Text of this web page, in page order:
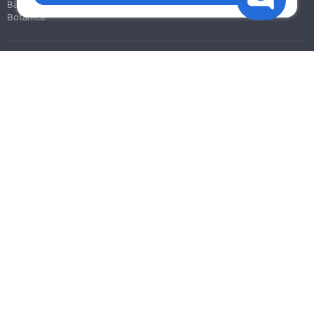
Bălți
Botanica